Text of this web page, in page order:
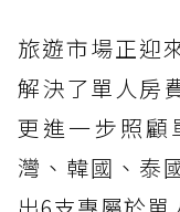
旅遊市場正迎
解決了單人房
更進一步照顧
灣、韓國、泰